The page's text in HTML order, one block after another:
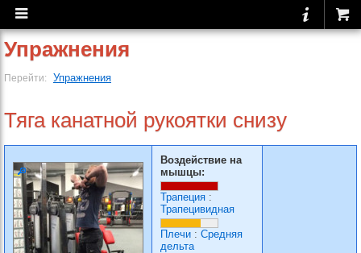
Упражнения
Перейти: Упражнения
Тяга канатной рукоятки снизу
Воздействие на
мышцы:
Трапеция :
Трапецивидная
Плечи : Средняя
дельта